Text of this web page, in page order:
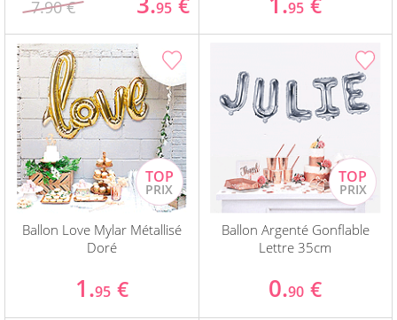
7.90 € 95 € 95 €
Ballon Love Mylar Métallisé
Doré
1.95 €
Ballon Argenté Gonflable
Lettre 35cm
0.90 €